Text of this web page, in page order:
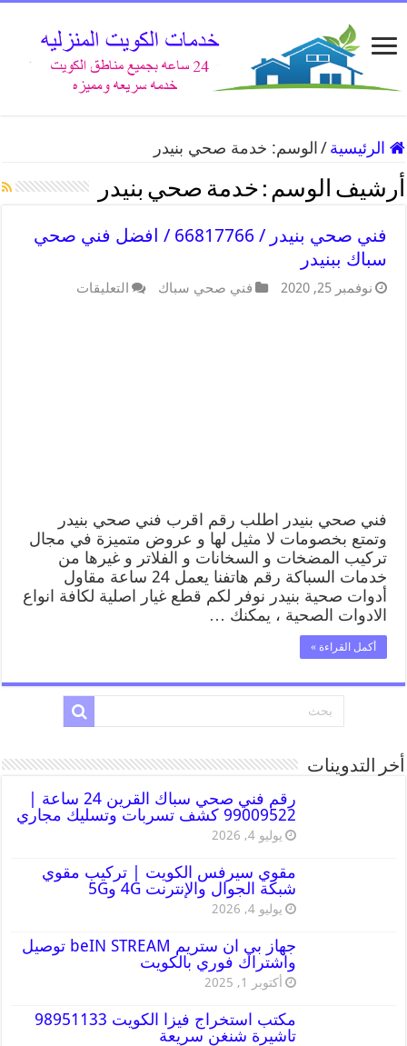
الرئيسية / الوسم: خدمة صحي بنيدر
أرشيف الوسم : خدمة صحي بنيدر
فني صحي بنيدر / 66817766 / افضل فني صحي
سباك ببنيدر
نوفمبر 25, 2020 فني صحي سباك التعليقات
فني صحي بنيدر اطلب رقم اقرب فني صحي بنيدر
وتمتع بخصومات لا مثيل لها و عروض متميزة في مجال
تركيب المضخات و السخانات و الفلاتر و غيرها من
خدمات السباكة رقم هاتفنا يعمل 24 ساعة مقاول
أدوات صحية بنيدر نوفر لكم قطع غيار اصلية لكافة انواع
الادوات الصحية ، يمكنك …
أكمل القراءة »
أخر التدوينات
رقم فني صحي سباك القرين 24 ساعة |
99009522 كشف تسربات وتسليك مجاري
يوليو 4, 2026
مقوي سيرفس الكويت | تركيب مقوي
شبكة الجوال والإنترنت 4G و5G
يوليو 4, 2026
جهاز بي ان ستريم beIN STREAM توصيل
واشتراك فوري بالكويت
أكتوبر 1, 2025
مكتب استخراج فيزا الكويت 98951133
تاشيرة شنغن سريعة